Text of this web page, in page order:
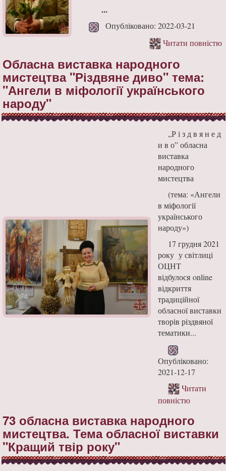
...
Опубліковано: 2022-03-21
Читати повністю
Обласна виставка народного
мистецтва "Різдвяне диво" тема:
"Ангели в міфології українського
народу"
„Р і з д в я н е д
и в о” обласна
виставка
народного
мистецтва
(тема: «Ангели
в міфології
українського
народу»)
17 грудня 2021
року у світлиці
ОЦНТ
відбулося online
відкриття
традиційної
обласної виставки
творів різдвяної
тематики...
Опубліковано:
2021-12-17
Читати
повністю
73 обласна виставка народного
мистецтва. Тема обласної виставки
"Кращий твір року"